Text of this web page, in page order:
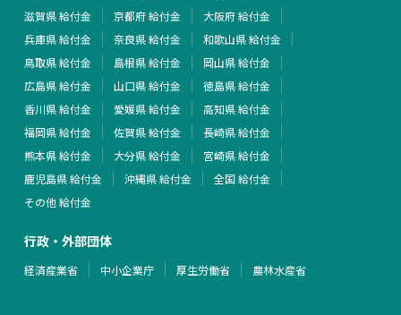
滋賀県 給付金
京都府 給付金
大阪府 給付金
兵庫県 給付金
奈良県 給付金
和歌山県 給付金
鳥取県 給付金
島根県 給付金
岡山県 給付金
広島県 給付金
山口県 給付金
徳島県 給付金
香川県 給付金
愛媛県 給付金
高知県 給付金
福岡県 給付金
佐賀県 給付金
長崎県 給付金
熊本県 給付金
大分県 給付金
宮崎県 給付金
鹿児島県 給付金
沖縄県 給付金
全国 給付金
その他 給付金
行政・外部団体
経済産業省 中小企業庁 厚生労働省 農林水産省